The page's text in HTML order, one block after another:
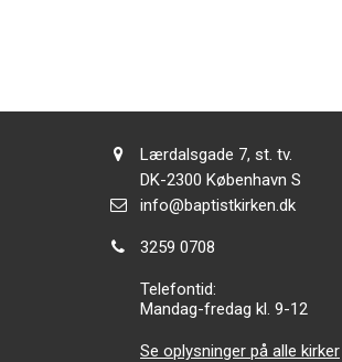
Adresse:
Lærdalsgade 7, st. tv.
Adresse:
DK-2300 København S
Send
info@baptistkirken.dk
Tlf.:
3259 0708
Telefontid:
Mandag-fredag kl. 9-12
Se oplysninger på alle kirker